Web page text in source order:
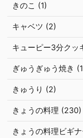
きのこ (1)
キャベツ (2)
キューピー3分クッ
ぎゅうぎゅう焼き
きゅうり (2)
きょうの料理 (230)
きょうの料理ビギ